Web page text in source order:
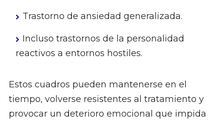
Trastorno de ansiedad generalizada.
Incluso trastornos de la personalidad
reactivos a entornos hostiles.
Estos cuadros pueden mantenerse en el
tiempo, volverse resistentes al tratamiento y
provocar un deterioro emocional que impida